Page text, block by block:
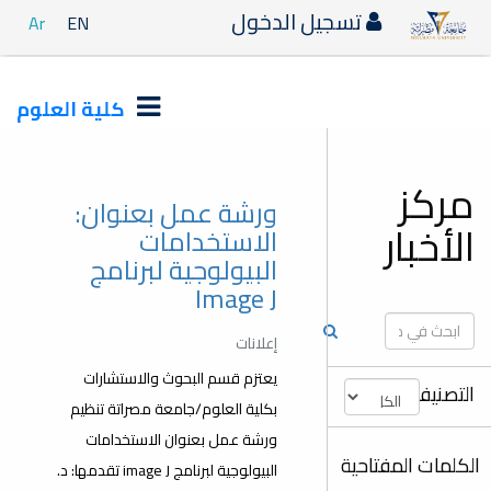
Ar EN
ورشة عمل بعنوان:
الاستخدامات
البيولوجية لبرنامج
Image J
إعلانات
يعتزم قسم البحوث والاستشارات
بكلية العلوم/جامعة مصراتة تنظيم
البيولوجية لبرنامج image J تقدمها: د.